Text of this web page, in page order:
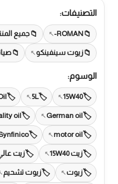
التصنيفات:
ROMAN- جميع
زيوت سينفينكو
الوسوم:
15W40
5L
German oil
oil
motor oil
زيت 15W40 زيت
زيوت زيوت تشحيم